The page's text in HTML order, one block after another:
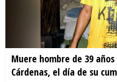
Muere hombre de 39
Cárdenas, el día de su